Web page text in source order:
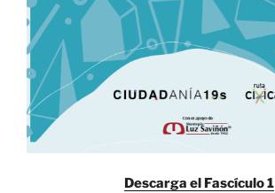
Descarga el Fascículo 1